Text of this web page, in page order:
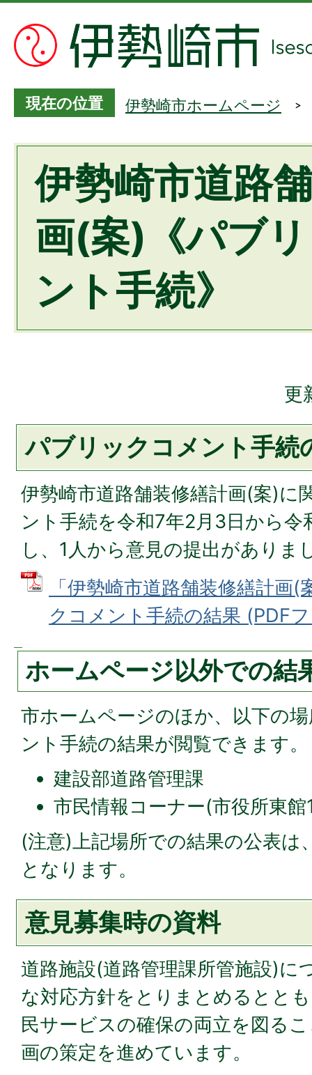
現在の位置 伊勢崎市ホームページ
伊勢崎市道路
画(案)《パブ
ント手続》
更
パブリックコメント手続
伊勢崎市道路舗装修繕計画(案)に
ント手続を令和7年2月3日から
し、1人から意見の提出がありま
「伊勢崎市道路舗装修繕計画
クコメント手続の結果 (PDF
ホームページ以外での結
市ホームページのほか、以下の
ント手続の結果が閲覧できます。
建設部道路管理課
市民情報コーナー(市役所東
(注意)上記場所での結果の公表は
となります。
意見募集時の資料
道路施設(道路管理課所管施設)に
な対応方針をとりまとめるとと
民サービスの確保の両立を図る
画の策定を進めています。